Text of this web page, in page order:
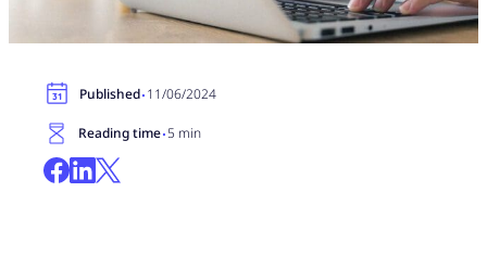
Published·11/06/2024
Reading time·5 min